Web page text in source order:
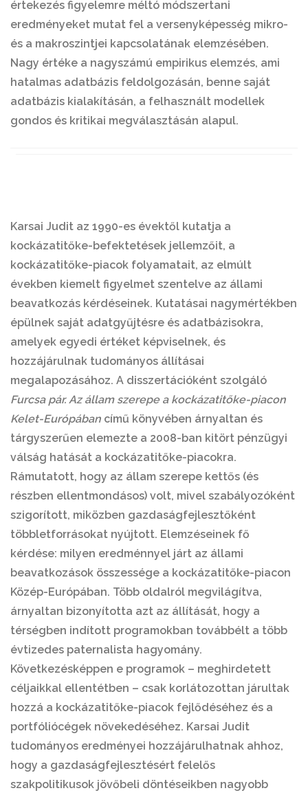
értekezés figyelemre méltó módszertani
eredményeket mutat fel a versenyképesség mikro-
és a makroszintjei kapcsolatának elemzésében.
Nagy értéke a nagyszámú empirikus elemzés, ami
hatalmas adatbázis feldolgozásán, benne saját
adatbázis kialakításán, a felhasznált modellek
gondos és kritikai megválasztásán alapul.
Karsai Judit az 1990-es évektől kutatja a
kockázatitőke-befektetések jellemzőit, a
kockázatitőke-piacok folyamatait, az elmúlt
években kiemelt figyelmet szentelve az állami
beavatkozás kérdéseinek. Kutatásai nagymértékben
épülnek saját adatgyűjtésre és adatbázisokra,
amelyek egyedi értéket képviselnek, és
hozzájárulnak tudományos állításai
megalapozásához. A disszertációként szolgáló
Furcsa pár. Az állam szerepe a kockázatitőke-piacon
Kelet-Európában című könyvében árnyaltan és
tárgyszerűen elemezte a 2008-ban kitört pénzügyi
válság hatását a kockázatitőke-piacokra.
Rámutatott, hogy az állam szerepe kettős (és
részben ellentmondásos) volt, mivel szabályozóként
szigorított, miközben gazdaságfejlesztőként
többletforrásokat nyújtott. Elemzéseinek fő
kérdése: milyen eredménnyel járt az állami
beavatkozások összessége a kockázatitőke-piacon
Közép-Európában. Több oldalról megvilágítva,
árnyaltan bizonyította azt az állítását, hogy a
térségben indított programokban továbbélt a több
évtizedes paternalista hagyomány.
Következésképpen e programok – meghirdetett
céljaikkal ellentétben – csak korlátozottan járultak
hozzá a kockázatitőke-piacok fejlődéséhez és a
portfóliócégek növekedéséhez. Karsai Judit
tudományos eredményei hozzájárulhatnak ahhoz,
hogy a gazdaságfejlesztésért felelős
szakpolitikusok jövőbeli döntéseikben nagyobb